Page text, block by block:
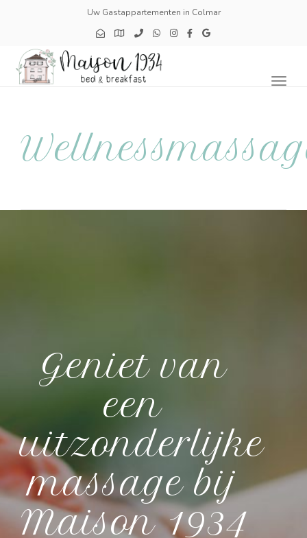
Uw Gastappartementen in Colmar
Geniet van
een
uitzonderlijke
massage bij
Maison 1934